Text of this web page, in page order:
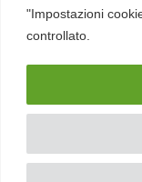
"Impostazioni
controllato.
English
Ultime CVE
2026 –